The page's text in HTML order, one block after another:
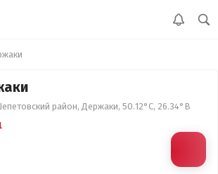
район, Держаки, 50.12°С, 26.34°В